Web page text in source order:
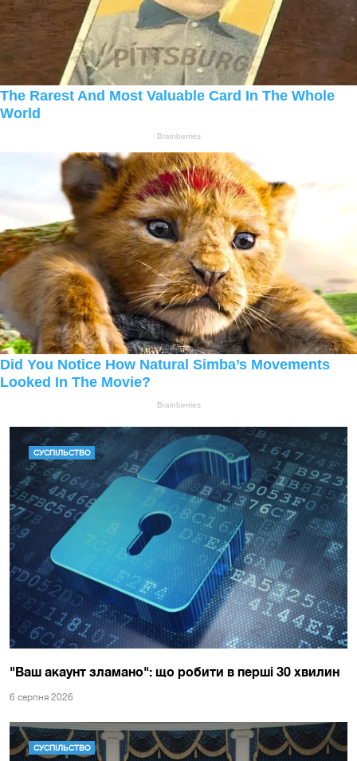
СУСПІЛЬСТВО
"Ваш акаунт зламано": що робити в перші 30 хвилин
6 серпня 2026
СУСПІЛЬСТВО